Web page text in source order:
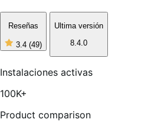
Reseñas
3.4 (49)
3
5
estrellas,
reseñas
Ultima versión
8.4.0
Instalaciones activas
100K+
Product comparison